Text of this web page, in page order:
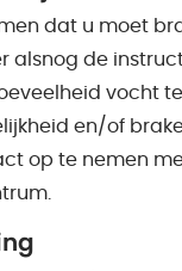
dat u moet
alsnog de
vocht te
en/of
op te nemen